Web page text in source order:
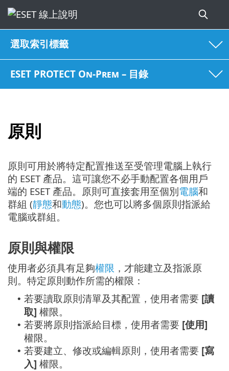
選取索引標籤
ESET PROTECT On-Prem – 目錄
原則
原則可用於將特定配置推送至受管理電腦上執行
的 ESET 產品。這可讓您不必手動配置各個用戶
端的 ESET 產品。原則可直接套用至個別電腦和
群組 (靜態和動態)。您也可以將多個原則指派給
電腦或群組。
原則與權限
使用者必須具有足夠權限 ，才能建立及指派原
則。特定原則動作所需的權限：
• 若要讀取原則清單及其配置，使用者需要 [讀
取] 權限。
• 若要將原則指派給目標，使用者需要 [使用]
權限。
• 若要建立、修改或編輯原則，使用者需要 [寫
入] 權限。